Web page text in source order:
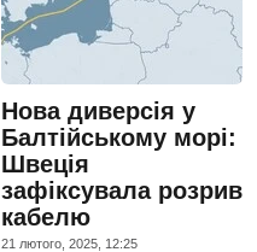
Нова диверсія у
Балтійському морі:
Швеція
зафіксувала розрив
кабелю
21 лютого, 2025, 12:25